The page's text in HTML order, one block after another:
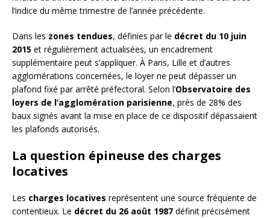
l’indice du même trimestre de l’année précédente.
Dans les zones tendues, définies par le décret du 10 juin
2015 et régulièrement actualisées, un encadrement
supplémentaire peut s’appliquer. À Paris, Lille et d’autres
agglomérations concernées, le loyer ne peut dépasser un
plafond fixé par arrêté préfectoral. Selon l’Observatoire des
loyers de l’agglomération parisienne, près de 28% des
baux signés avant la mise en place de ce dispositif dépassaient
les plafonds autorisés.
La question épineuse des charges
locatives
Les charges locatives représentent une source fréquente de
contentieux. Le décret du 26 août 1987 définit précisément